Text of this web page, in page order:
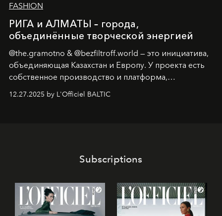
FASHION
РИГА и АЛМАТЫ – города,
объединённые творческой энергией
@the.gramotno & @bezfiltroff.world — это инициатива,
объединяющая Казахстан и Европу. У проекта есть
собственное производство и платформа,
решения для дизайнеров и молодых брендов.
12.27.2025 by L'Officiel BALTIC
Subscriptions